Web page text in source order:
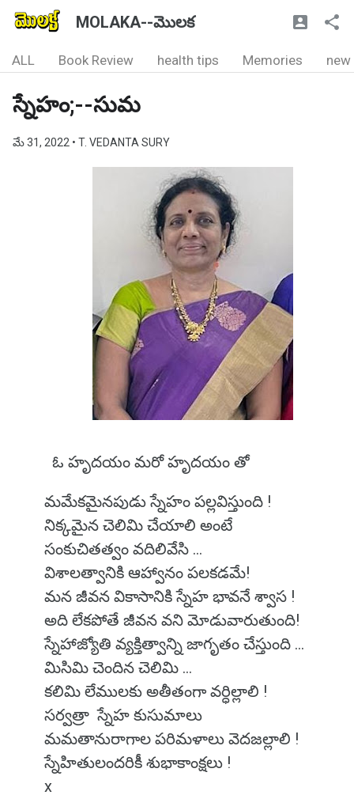
MOLAKA--మొలక
ALL Book Review health tips Memories new
స్నేహం;--సుమ
మే 31, 2022 • T. VEDANTA SURY
ఓ హృదయం మరో హృదయం తో
మమేకమైనపుడు స్నేహం పల్లవిస్తుంది !
నిక్కమైన చెలిమి చేయాలి అంటే
సంకుచితత్వం వదిలివేసి ...
విశాలత్వానికి ఆహ్వానం పలకడమే!
మన జీవన వికాసానికి స్నేహ భావనే శ్వాస !
అది లేకపోతే జీవన వని మోడువారుతుంది!
స్నేహాజ్యోతి వ్యక్తిత్వాన్ని జాగృతం చేస్తుంది ...
మిసిమి చెందిన చెలిమి ...
కలిమి లేములకు అతీతంగా వర్ధిల్లాలి !
సర్వత్రా స్నేహ కుసుమాలు
మమతానురాగాల పరిమళాలు వెదజల్లాలి !
స్నేహితులందరికీ శుభాకాంక్షలు !
x